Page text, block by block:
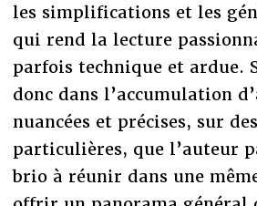
les simplifications et les
qui rend la lecture
parfois technique et ardue.
donc dans l’accumulation
nuancées et précises, sur
particulières, que l’auteur
brio à réunir dans une